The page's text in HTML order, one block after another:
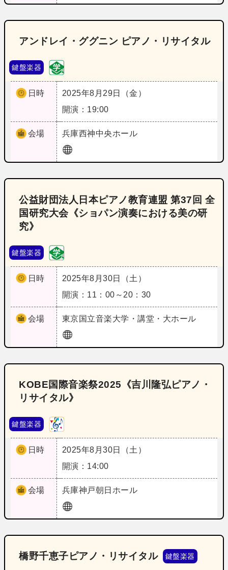
アンドレイ・ググニン ピアノ・リサイタル
鍵盤楽器
日時
2025年8月29日（金）
開演：19:00
会場 兵庫西神中央ホール
公益財団法人日本ピアノ教育連盟 第37回 全
国研究大会《ショパン演奏における美の研
究》
鍵盤楽器
日時
2025年8月30日（土）
開演：11：00～20：30
会場 東京国立音楽大学・講堂・大ホール
KOBE国際音楽祭2025《吉川隆弘ピアノ・
リサイタル》
鍵盤楽器
日時
2025年8月30日（土）
開演：14:00
会場 兵庫神戸朝日ホール
橋野千恵子ピアノ・リサイタル 鍵盤楽器